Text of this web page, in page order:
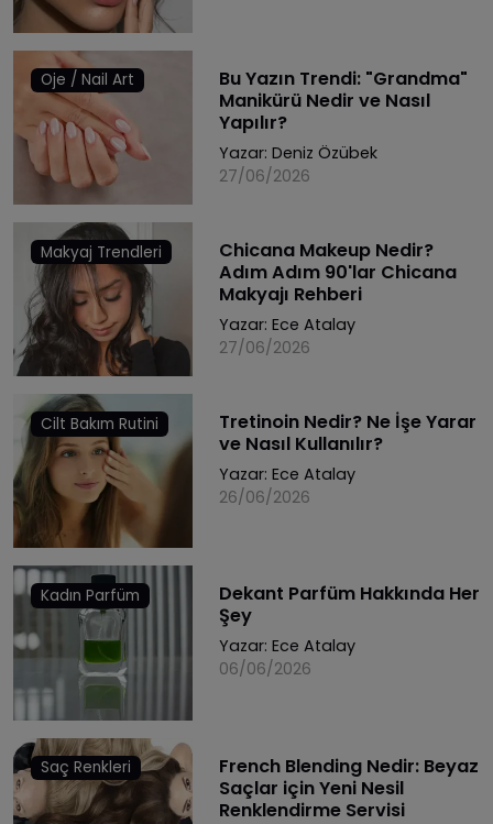
Oje / Nail Art
Bu Yazın Trendi: "Grandma"
Manikürü Nedir ve Nasıl
Yapılır?
Yazar: Deniz Özübek
27/06/2026
Makyaj Trendleri
Chicana Makeup Nedir?
Adım Adım 90'lar Chicana
Makyajı Rehberi
Yazar: Ece Atalay
27/06/2026
Cilt Bakım Rutini
Tretinoin Nedir? Ne İşe Yarar
ve Nasıl Kullanılır?
Yazar: Ece Atalay
26/06/2026
Kadın Parfüm
Dekant Parfüm Hakkında Her
Şey
Yazar: Ece Atalay
06/06/2026
Saç Renkleri
French Blending Nedir: Beyaz
Saçlar için Yeni Nesil
Renklendirme Servisi